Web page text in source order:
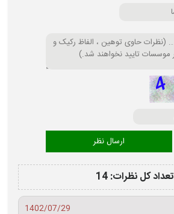
تعداد کل نظرات: 14
1402/07/29